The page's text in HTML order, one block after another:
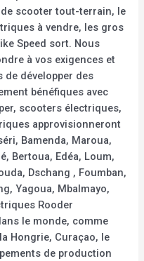
scooter tout-terrain, le
à vendre, les gros
Speed sort. Nous
à vos exigences et
de développer des
bénéfiques avec
scooters électriques,
approvisionneront
Bamenda, Maroua,
Bertoua, Edéa, Loum,
Dschang , Foumban,
Yagoua, Mbalmayo,
Rooder
le monde, comme
la Hongrie, Curaçao, le
de production